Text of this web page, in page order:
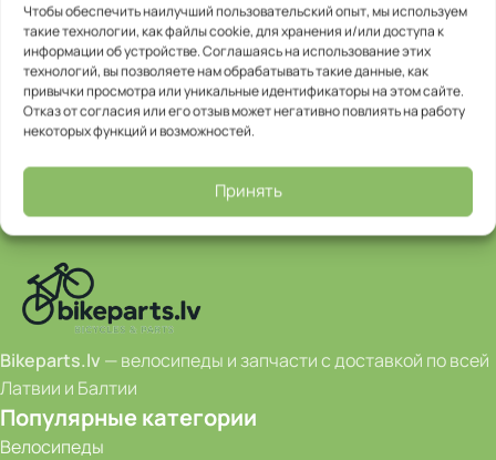
Чтобы обеспечить наилучший пользовательский опыт, мы используем
такие технологии, как файлы cookie, для хранения и/или доступа к
информации об устройстве. Соглашаясь на использование этих
технологий, вы позволяете нам обрабатывать такие данные, как
привычки просмотра или уникальные идентификаторы на этом сайте.
Отказ от согласия или его отзыв может негативно повлиять на работу
некоторых функций и возможностей.
Принять
Bikeparts.lv — велосипеды и запчасти с доставкой по всей
Латвии и Балтии
Популярные категории
Велосипеды